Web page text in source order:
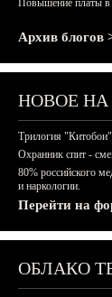
Повышение платы в
Архив блогов
НОВОЕ
Трилогия
Охранник спит -
80% российского
и наркологии.
Перейти на
ОБЛАКО